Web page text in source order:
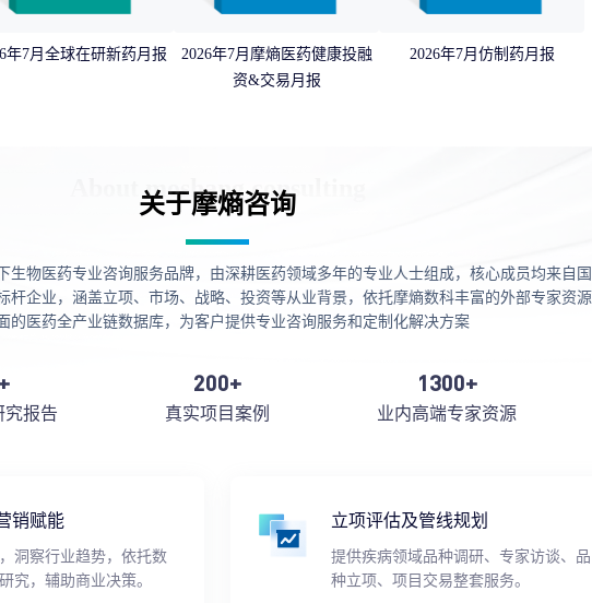
年7月全球在研新药月报
2026年7月摩熵医药健康投融
资&交易月报
2026年7月仿制药月报
关于摩熵咨询
生物医药专业咨询服务品牌，由深耕医药领域多年的专业人士组成，核心成员均来自国
杆企业，涵盖立项、市场、战略、投资等从业背景，依托摩熵数科丰富的外部专家资源
的医药全产业链数据库，为客户提供专业咨询服务和定制化解决方案
究报告
200+
真实项目案例
1300+
业内高端专家资源
销赋能
洞察行业趋势，依托数
究，辅助商业决策。
立项评估及管线规划
提供疾病领域品种调研、专家访谈、品
种立项、项目交易整套服务。